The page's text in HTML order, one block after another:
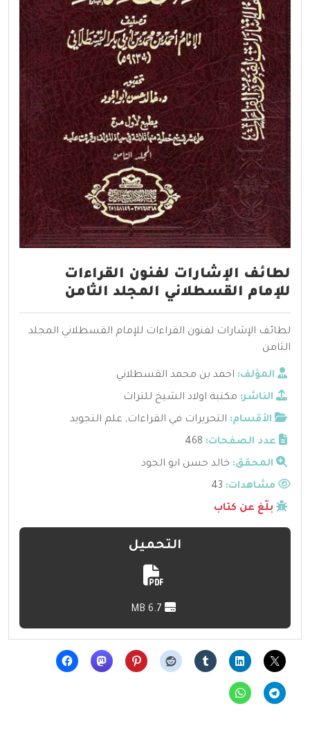
لطائف الإشارات لفنون القراءات
للإمام القسطلاني المجلد الثامن
لطائف الإشارات لفنون القراءات للإمام القسطلاني المجلد
الثامن
المؤلف: احمد بن محمد القسطلاني
الناشر: مكتبة اولاد الشيخ للتراث
الأقسام: التحريرات في القراءات, علم التجويد
عدد الصفحات: 468
المحقق: خالد حسن ابو الجود
مشاهدات:
بلّغ عن كتاب
التحميل